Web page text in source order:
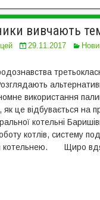
вивчають
29.11.2017
використання
це відбувається на
котельні
котлів, систему
котельнею. Щиро